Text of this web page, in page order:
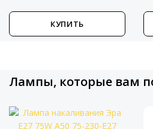
КУПИТЬ
Лампы, которые вам